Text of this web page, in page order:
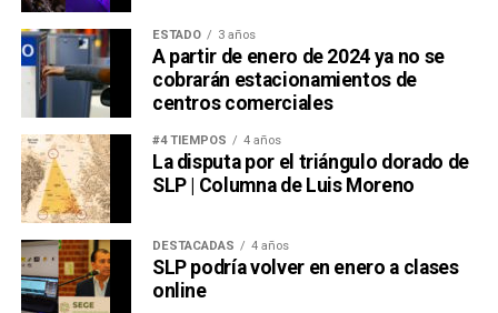
ESTADO 3 años
A partir de enero de 2024 ya no se
cobrarán estacionamientos de
centros comerciales
#4 TIEMPOS 4 años
La disputa por el triángulo dorado de
SLP | Columna de Luis Moreno
DESTACADAS 4 años
SLP podría volver en enero a clases
online